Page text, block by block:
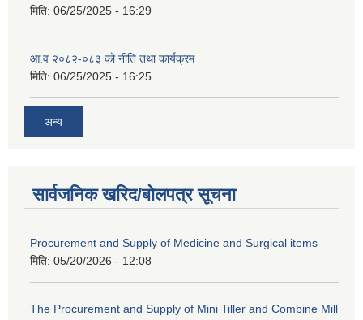
मिति: 06/25/2025 - 16:29
आ.व २०८२-०८३ को नीति तथा कार्यक्रम
मिति: 06/25/2025 - 16:25
अन्य
सार्वजनिक खरिद/बोलपत्र सूचना
Procurement and Supply of Medicine and Surgical items
मिति: 05/20/2026 - 12:08
The Procurement and Supply of Mini Tiller and Combine Mill